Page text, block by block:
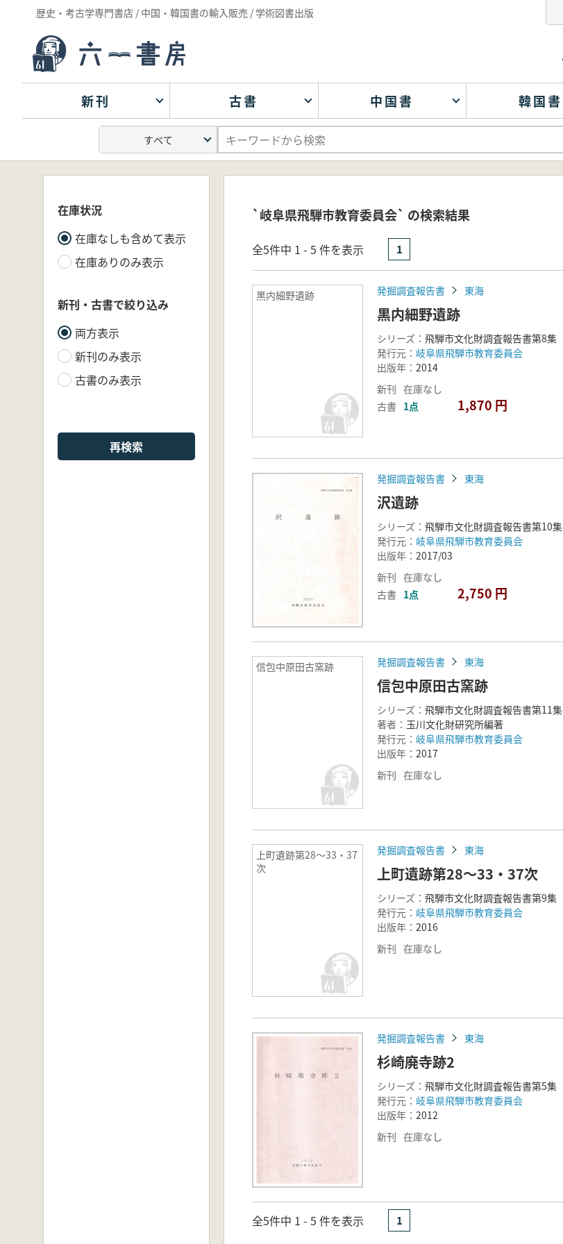
歴史・考古学専門書店 / 中国・韓国書の輸入販売 / 学術図書出版
新刊 古書 中国書 韓国書
在庫状況
在庫なしも含めて表示
在庫ありのみ表示
新刊・古書で絞り込み
両方表示
新刊のみ表示
古書のみ表示
再検索
`岐阜県飛騨市教育委員会` の検索結果
全5件中 1 - 5 件を表示 1
黒内細野遺跡 発掘調査報告書 東海
黒内細野遺跡
シリーズ： 飛騨市文化財調査報告書第8集
発行元： 岐阜県飛騨市教育委員会
出版年： 2014
新刊 在庫なし
古書 1点 1,870 円
発掘調査報告書 東海
沢遺跡
シリーズ： 飛騨市文化財調査報告書第10集
発行元： 岐阜県飛騨市教育委員会
出版年： 2017/03
新刊 在庫なし
古書 1点 2,750 円
信包中原田古窯跡 発掘調査報告書 東海
信包中原田古窯跡
シリーズ： 飛騨市文化財調査報告書第11集
著者： 玉川文化財研究所編著
発行元： 岐阜県飛騨市教育委員会
出版年： 2017
新刊 在庫なし
上町遺跡第28～33・37
次
発掘調査報告書 東海
上町遺跡第28～33・37次
シリーズ： 飛騨市文化財調査報告書第9集
発行元： 岐阜県飛騨市教育委員会
出版年： 2016
新刊 在庫なし
発掘調査報告書 東海
杉崎廃寺跡2
シリーズ： 飛騨市文化財調査報告書第5集
発行元： 岐阜県飛騨市教育委員会
出版年： 2012
新刊 在庫なし
全5件中 1 - 5 件を表示 1